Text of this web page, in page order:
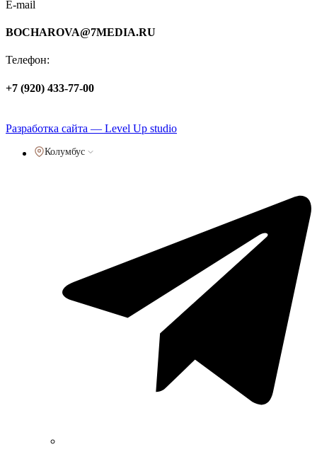
E-mail
BOCHAROVA@7MEDIA.RU
Телефон:
+7 (920) 433-77-00
Разработка сайта — Level Up studio
Колумбус